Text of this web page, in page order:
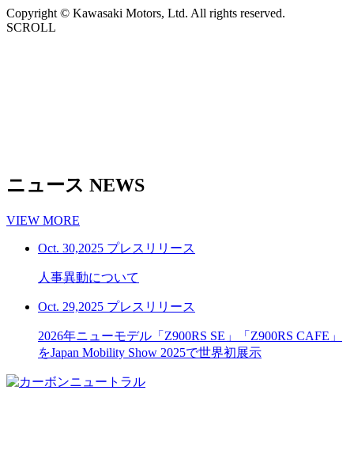
Copyright © Kawasaki Motors, Ltd. All rights reserved.
SCROLL
ニュース NEWS
VIEW MORE
Oct. 30,2025 プレスリリース
人事異動について
Oct. 29,2025 プレスリリース
2026年ニューモデル「Z900RS SE」「Z900RS CAFE」
をJapan Mobility Show 2025で世界初展示